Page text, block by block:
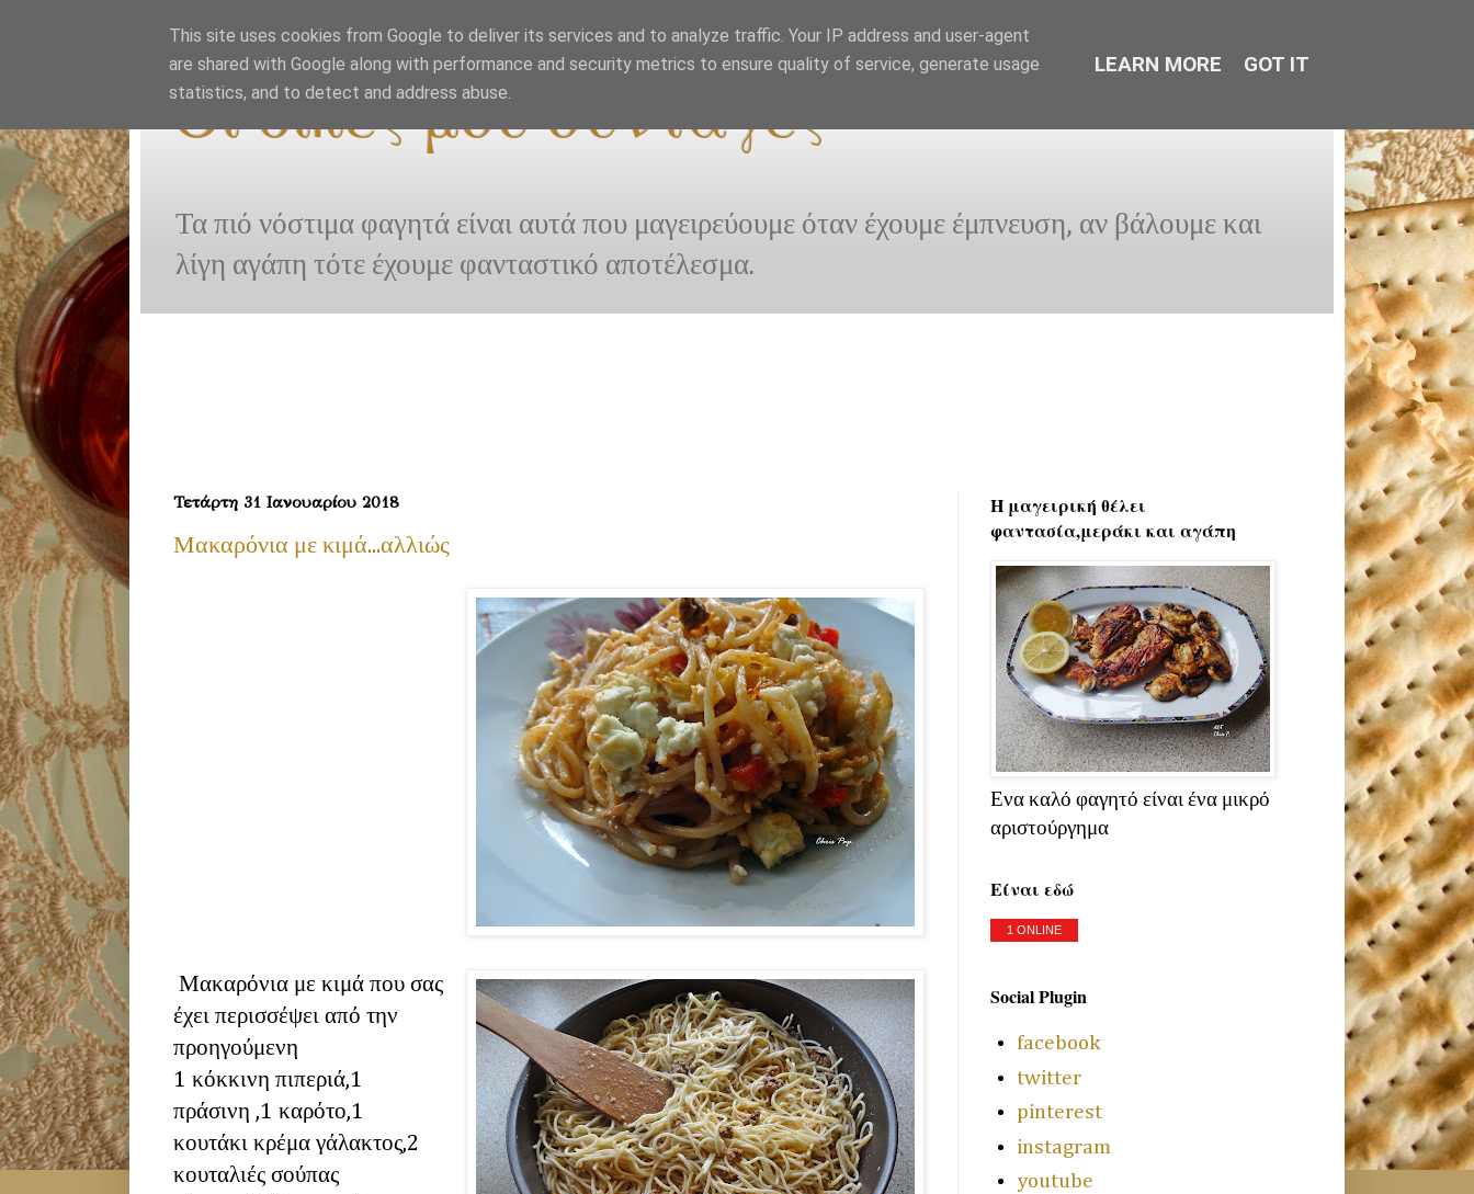
Οι δικές μου συνταγές
Τα πιό νόστιμα φαγητά είναι αυτά που μαγειρεύουμε όταν έχουμε έμπνευση, αν βάλουμε και
λίγη αγάπη τότε έχουμε φανταστικό αποτέλεσμα.
Τετάρτη 31 Ιανουαρίου 2018
Μακαρόνια με κιμά...αλλιώς
Μακαρόνια με κιμά που σας
έχει περισσέψει από την
προηγούμενη
1 κόκκινη πιπεριά,1
πράσινη ,1 καρότο,1
κουτάκι κρέμα γάλακτος,2
κουταλιές σούπας
Η μαγειρική θέλει
φαντασία,μεράκι και αγάπη
Ενα καλό φαγητό είναι ένα μικρό
αριστούργημα
Είναι εδώ
1 ONLINE
Social Plugin
facebook
twitter
pinterest
instagram
youtube
This site uses cookies from Google to deliver its services and to analyze traffic. Your IP address and user-agent
are shared with Google along with performance and security metrics to ensure quality of service, generate usage
statistics, and to detect and address abuse.
LEARN MORE GOT IT